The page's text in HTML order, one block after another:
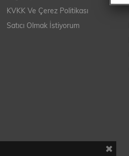
KVKK Ve Çerez Politikası
Satıcı Olmak İstiyorum